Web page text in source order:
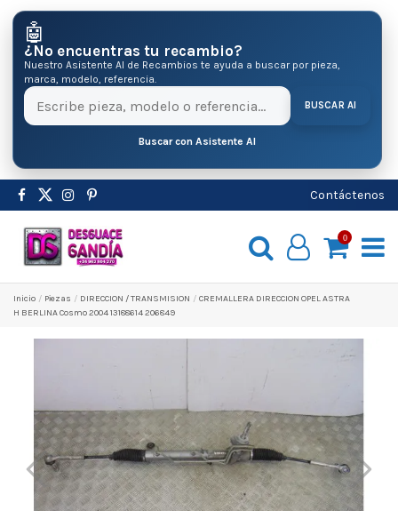
🤖
¿No encuentras tu recambio?
Nuestro Asistente AI de Recambios te ayuda a buscar por pieza,
marca, modelo, referencia.
BUSCAR AI
Buscar con Asistente AI
Contáctenos
0
Inicio Pіezas DIRECCION / TRANSMISION
CREMALLERA DIRECCION OPEL ASTRA
H BERLINA Cosmo 2004 13188614 206849